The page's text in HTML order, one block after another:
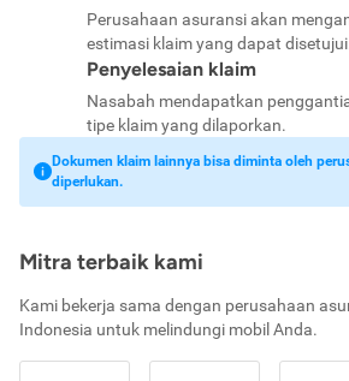
Perusahaan asuransi akan
estimasi klaim yang dapat disetujui.
Penyelesaian klaim
Nasabah mendapatkan
tipe klaim yang dilaporkan.
Dokumen klaim lainnya bisa diminta oleh
diperlukan.
Mitra terbaik kami
Kami bekerja sama dengan perusahaan
Indonesia untuk melindungi mobil Anda.